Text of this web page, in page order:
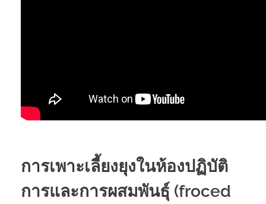
การเพาะเลี้ยงยุงในห้องปฏิบัติ
การและการผสมพันธุ์ (froced